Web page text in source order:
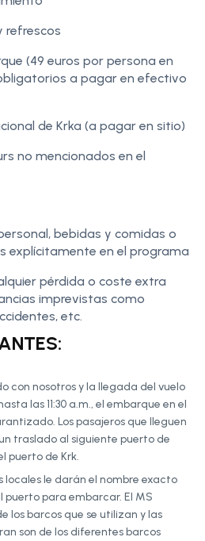
refrescos
(49 euros por persona en
a pagar en efectivo
de Krka (a pagar en sitio)
no mencionados en el
bebidas y comidas o
explícitamente en el programa
pérdida o coste extra
imprevistas como
etc.
con nosotros y la llegada del vuelo
las 11:30 a.m., el embarque en el
Los pasajeros que lleguen
traslado al siguiente puerto de
puerto de Krk.
locales le darán el nombre exacto
puerto para embarcar. El MS
los barcos que se utilizan y las
son de los diferentes barcos